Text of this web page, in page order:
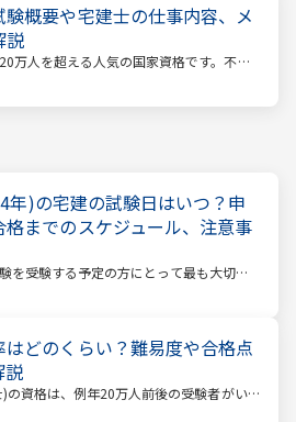
概要や宅建士の仕事内容、メ
説
万人を超える人気の国家資格です。不動
業種、学生、主婦まで、さまざまな方が
年)の宅建の試験日はいつ？申
格までのスケジュール、注意事
を受験する予定の方にとって最も大切な
から勉強を始めるか、もう始めているな
どのくらい？難易度や合格点
説
の資格は、例年20万人前後の受験者がいる
は15～18%程度であり、過去10年の平均